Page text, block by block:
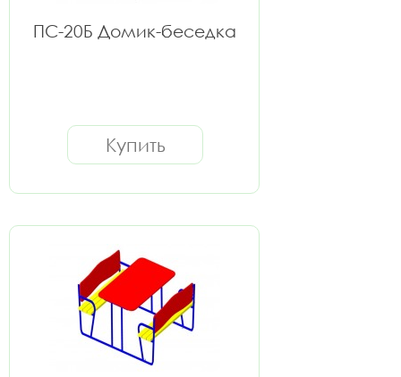
ПС-20Б Домик-беседка
Купить